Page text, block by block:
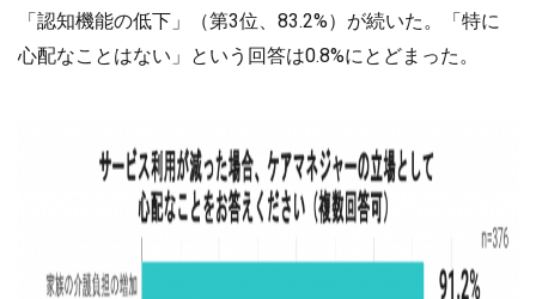
「認知機能の低下」（第3位、83.2%）が続いた。「特に
心配なことはない」という回答は0.8%にとどまった。